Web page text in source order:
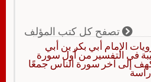
تصفح كل كتب المؤلف
الإمام أبي بكر بن أبي
في التفسير من أول سورة
إلى آخر سورة الناس جمعًا